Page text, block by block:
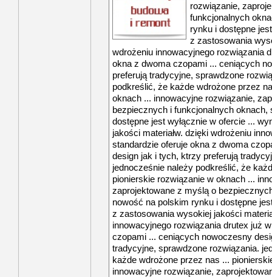
rozwiązanie,
funkcjonalnych
rynku i dostępne
z zastosowania
wdrożeniu innowacyjnego rozwiązania
okna z dwoma czopami ... ceniących
preferują tradycyjne, sprawdzone
podkreślić, że każde wdrożone przez
oknach ... innowacyjne rozwiązanie,
bezpiecznych i funkcjonalnych
dostępne jest wyłącznie w ofercie ...
jakości materiałw. dzięki wdrożeniu
standardzie oferuje okna z dwoma
design jak i tych, ktrzy preferują
jednocześnie należy podkreślić, że
pionierskie rozwiązanie w oknach ...
zaprojektowane z myślą o
nowość na polskim rynku i dostępne
z zastosowania wysokiej jakości
innowacyjnego rozwiązania drutex już
czopami ... ceniących nowoczesny
tradycyjne, sprawdzone rozwiązania.
każde wdrożone przez nas ...
innowacyjne rozwiązanie,